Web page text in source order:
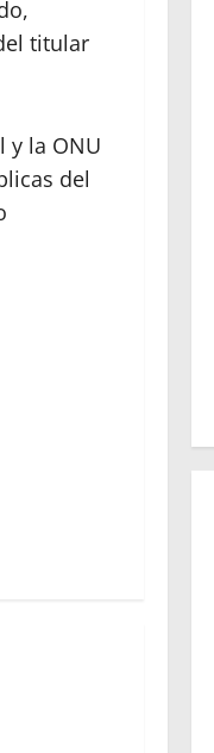
titular
y la ONU
del